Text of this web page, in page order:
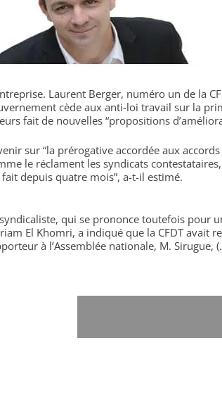
Laurent Berger, numéro un de la
cède aux anti-loi travail sur la
fait de nouvelles “propositions
sur “la prérogative accordée aux
le réclament les syndicats
fait depuis quatre mois”, a-t-il estimé.
qui se prononce toutefois pour
El Khomri, a indiqué que la CFDT avait
à l’Assemblée nationale, M. Sirugue,